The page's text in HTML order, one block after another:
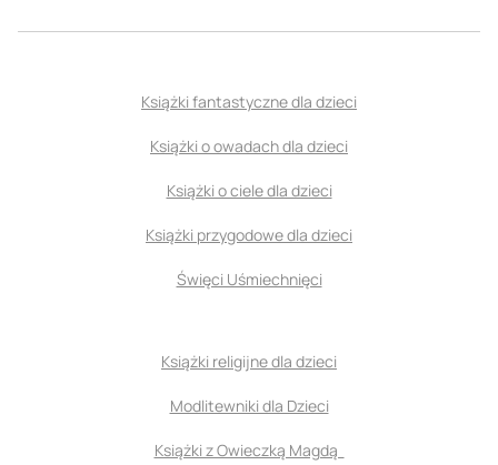
Książki fantastyczne dla dzieci
Książki o owadach dla dzieci
Książki o ciele dla dzieci
Książki przygodowe dla dzieci
Święci Uśmiechnięci
Książki religijne dla dzieci
Modlitewniki dla Dzieci
Książki z Owieczką Magdą